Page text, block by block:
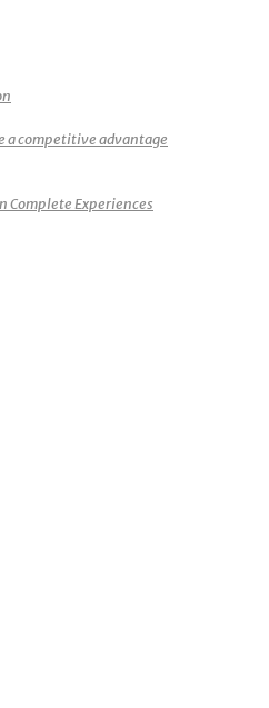
a competitive advantage
Complete Experiences